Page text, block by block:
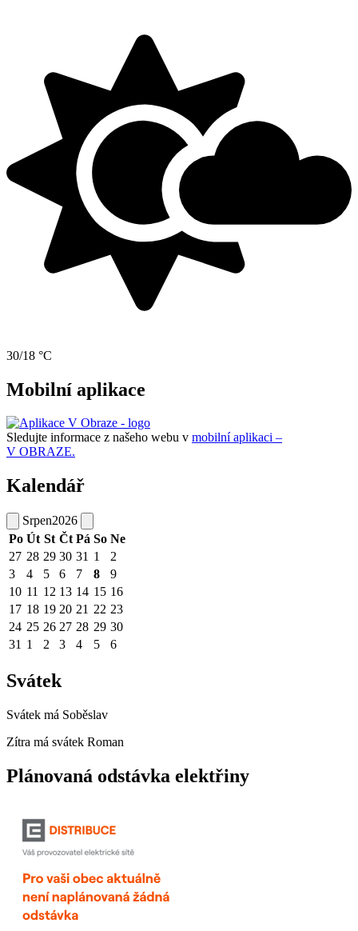
30/18 °C
Mobilní aplikace
Sledujte informace z našeho webu v mobilní aplikaci –
V OBRAZE.
Kalendář
Srpen2026
Po Út St Čt Pá So Ne
27 28 29 30 31 1
2
3
4 5 6 7 8
9
10 11 12 13 14 15 16
17 18 19 20 21 22 23
24 25 26 27 28 29 30
31 1 2 3 4 5 6
Svátek
Svátek má Soběslav
Zítra má svátek Roman
Plánovaná odstávka elektřiny